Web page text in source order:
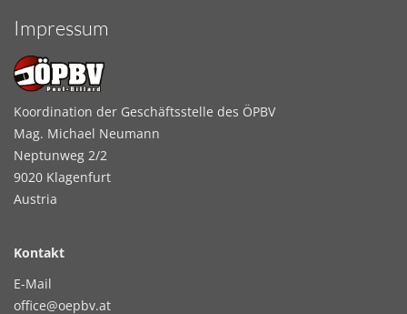
Impressum
Koordination der Geschäftsstelle des ÖPBV
Mag. Michael Neumann
Neptunweg 2/2
9020 Klagenfurt
Austria
Kontakt
E-Mail
office@oepbv.at